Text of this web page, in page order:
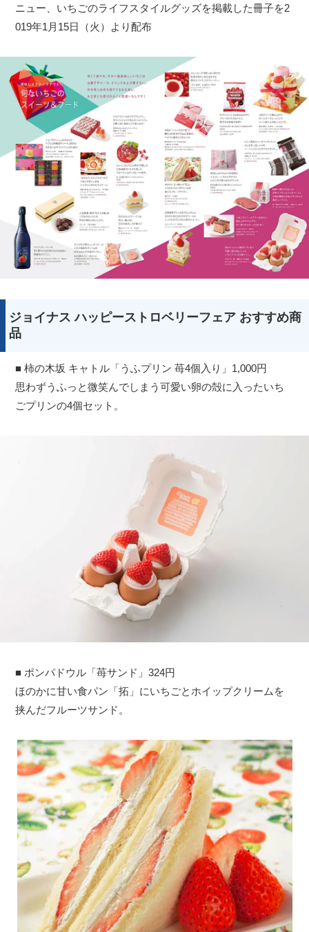
ニュー、いちごのライフスタイルグッズを掲載した冊子を2
019年1月15日（火）より配布
ジョイナス ハッピーストロベリーフェア おすすめ商
品
■ 柿の木坂 キャトル「うふプリン 苺4個入り」1,000円
思わずうふっと微笑んでしまう可愛い卵の殻に入ったいち
ごプリンの4個セット。
■ ポンパドウル「苺サンド」324円
ほのかに甘い食パン「拓」にいちごとホイップクリームを
挟んだフルーツサンド。